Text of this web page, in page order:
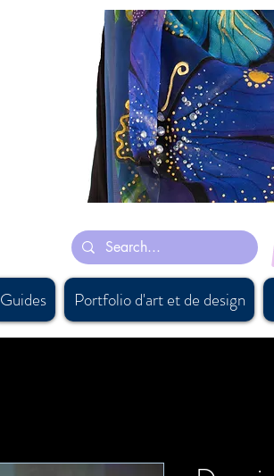
Guides Portfolio d'art et de design